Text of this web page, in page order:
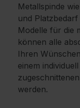
Metallspinde
und
Modelle für die
können alle
Ihren
einem
werden.